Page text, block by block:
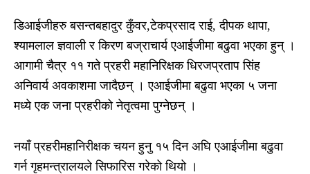
डिआईजीहरु बसन्तबहादुर कुँवर,टेकप्रसाद राई, दीपक थापा,
श्यामलाल ज्ञवाली र किरण बज्राचार्य एआईजीमा बढुवा भएका हुन् ।
आगामी चैत्र ११ गते प्रहरी महानिरिक्षक धिरजप्रताप सिंह
अनिवार्य अवकाशमा जादैछन् । एआईजीमा बढुवा भएका ५ जना
मध्ये एक जना प्रहरीको नेतृत्वमा पुग्नेछन् ।
नयाँ प्रहरीमहानिरीक्षक चयन हुनु १५ दिन अघि एआईजीमा बढुवा
गर्न गृहमन्त्रालयले सिफारिस गरेको थियो ।